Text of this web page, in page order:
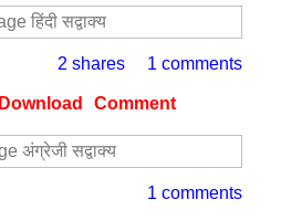
1 comments
2 shares
Download Comment
1 comments